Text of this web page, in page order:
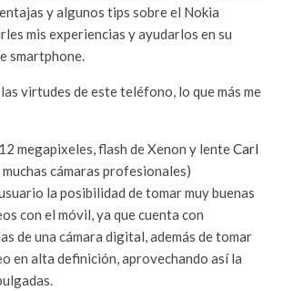
y algunos tips sobre el Nokia
mis experiencias y ayudarlos en su
smartphone.
virtudes de este teléfono, lo que más me
megapixeles, flash de Xenon y lenteCarl
muchas cámaras profesionales)
la posibilidad de tomar muy buenas
con el móvil, ya que cuenta con
de una cámara digital, además de tomar
en alta definición, aprovechando así la